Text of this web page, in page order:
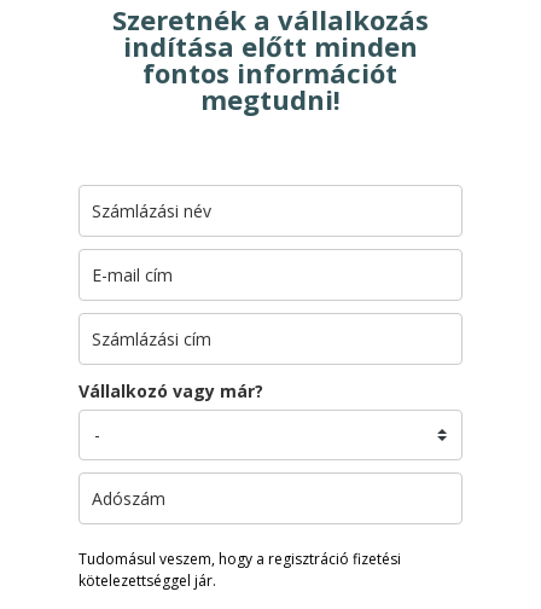
Szeretnék a vállalkozás
indítása előtt minden
fontos információt
megtudni!
Vállalkozó vagy már?
Tudomásul veszem, hogy a regisztráció fizetési
kötelezettséggel jár.